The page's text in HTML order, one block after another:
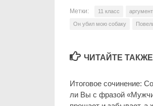
Метки: 11 класс
Он убил мою собаку
ЧИТАЙТЕ
Итоговое сочинение:
ли Вы с фразой